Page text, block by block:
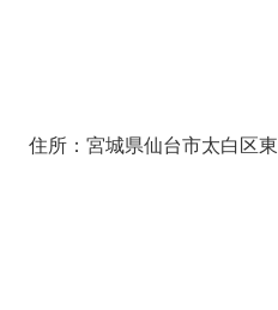
住所：宮城県仙台市太白区